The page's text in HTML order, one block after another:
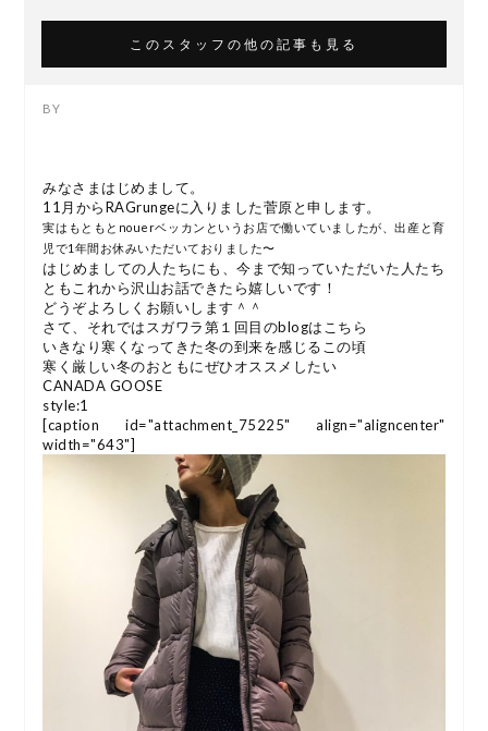
このスタッフの他の記事も見る
みなさまはじめまして。
11月からRAGrungeに入りました菅原と申します。
実はもともとnouerベッカンというお店で働いていましたが、出産と育
児で1年間お休みいただいておりました〜
はじめましての人たちにも、今まで知っていただいた人たち
ともこれから沢山お話できたら嬉しいです！
どうぞよろしくお願いします＾＾
さて、それではスガワラ第１回目のblogはこちら
いきなり寒くなってきた冬の到来を感じるこの頃
寒く厳しい冬のおともにぜひオススメしたい
CANADA GOOSE
style:1
[caption id="attachment_75225" align="aligncenter"
width="643"]